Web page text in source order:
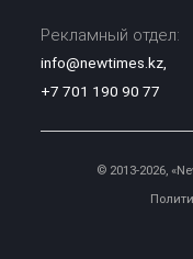
Рекламный отдел:
info@newtimes.kz,
+7 701 190 90 77
© 2013-2026,